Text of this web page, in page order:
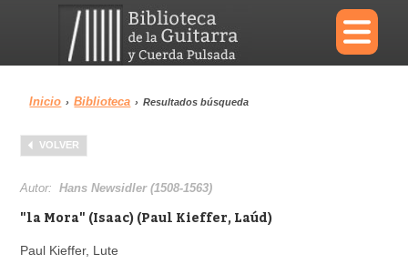
×
Menu
Biblioteca
Inicio › Biblioteca › Resultados búsqueda
VOLVER
Autor:Hans Newsidler (1508-1563)
"la Mora" (Isaac) (Paul Kieffer, Laúd)
Paul Kieffer, Lute